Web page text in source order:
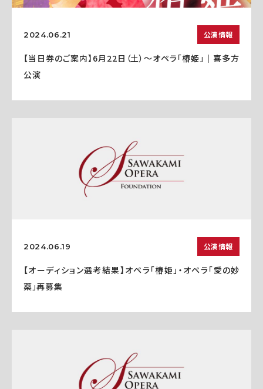
2024.06.21 公演情報
【当日券のご案内】6月22日（土）～オペラ「椿姫」｜喜多方
公演
2024.06.19 公演情報
【オーディション選考結果】オペラ「椿姫」・オペラ「愛の妙
薬」再募集